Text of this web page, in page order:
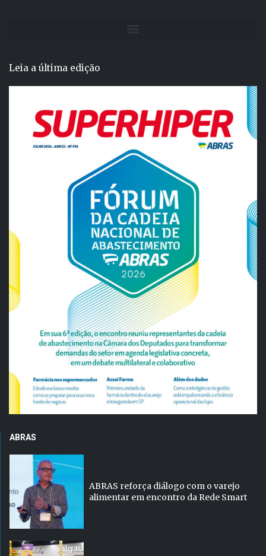
Leia a última edição
ABRAS
ABRAS reforça diálogo com o varejo
alimentar em encontro da Rede Smart